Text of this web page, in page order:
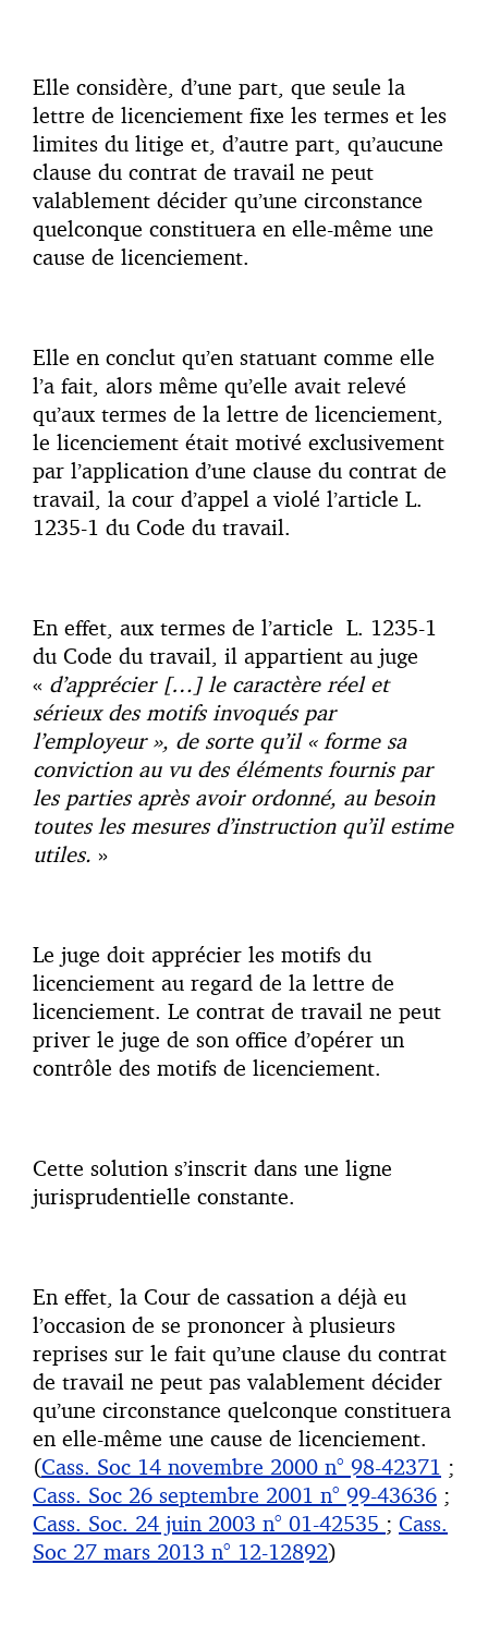
Elle considère, d’une part, que seule la
lettre de licenciement fixe les termes et les
limites du litige et, d’autre part, qu’aucune
clause du contrat de travail ne peut
valablement décider qu’une circonstance
quelconque constituera en elle-même une
cause de licenciement.
Elle en conclut qu’en statuant comme elle
l’a fait, alors même qu’elle avait relevé
qu’aux termes de la lettre de licenciement,
le licenciement était motivé exclusivement
par l’application d’une clause du contrat de
travail, la cour d’appel a violé l’article L.
1235-1 du Code du travail.
En effet, aux termes de l’article L. 1235-1
du Code du travail, il appartient au juge
« d’apprécier […] le caractère réel et
sérieux des motifs invoqués par
l’employeur », de sorte qu’il « forme sa
conviction au vu des éléments fournis par
les parties après avoir ordonné, au besoin
toutes les mesures d’instruction qu’il estime
utiles. »
Le juge doit apprécier les motifs du
licenciement au regard de la lettre de
licenciement. Le contrat de travail ne peut
priver le juge de son office d’opérer un
contrôle des motifs de licenciement.
Cette solution s’inscrit dans une ligne
jurisprudentielle constante.
En effet, la Cour de cassation a déjà eu
l’occasion de se prononcer à plusieurs
reprises sur le fait qu’une clause du contrat
de travail ne peut pas valablement décider
qu’une circonstance quelconque constituera
en elle-même une cause de licenciement.
(Cass. Soc 14 novembre 2000 n° 98-42371 ;
Cass. Soc 26 septembre 2001 n° 99-43636 ;
Cass. Soc. 24 juin 2003 n° 01-42535 ; Cass.
Soc 27 mars 2013 n° 12-12892)